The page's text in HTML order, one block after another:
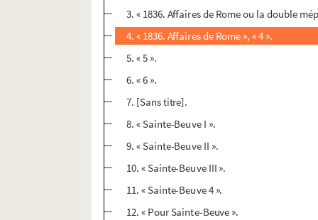
3. « 1836. Affaires de Rome ou la double
4. « 1836. Affaires de Rome », « 4 ».
5. « 5 ».
6. « 6 ».
7. [Sans titre].
8. « Sainte-Beuve I ».
9. « Sainte-Beuve II ».
10. « Sainte-Beuve III ».
11. « Sainte-Beuve 4 ».
12. « Pour Sainte-Beuve ».